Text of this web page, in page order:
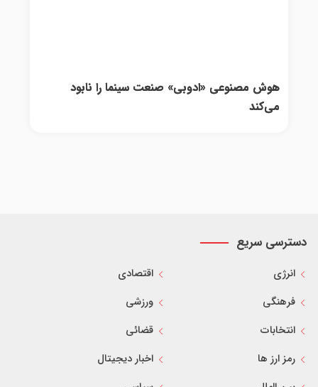
هوش مصنوعی «ادوبی» صنعت سینما را نابود
می‌کند
دسترسی سریع
انرژی
اقتصادی
فرهنگی
ورزشی
انتخابات
قضائی
رمز ارز ها
اخبار دیجیتال